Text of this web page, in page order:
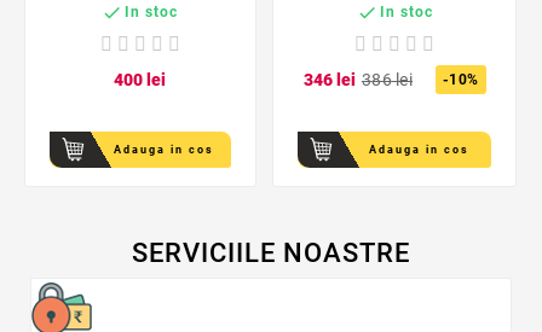
 In stoc
400 lei
Adauga in cos
 In stoc
346lei 386lei -10%
Adauga in cos
SERVICIILE NOASTRE